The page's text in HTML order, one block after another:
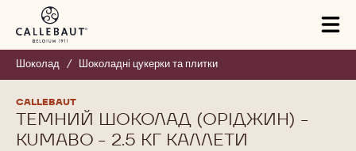
Skip to main content
Шоколад / Шоколадні цукерки та плитки
CALLEBAUT
ТЕМНИЙ ШОКОЛАД (ОРІДЖИН) -
KUMABO - 2.5 КГ КАЛЛЕТИ